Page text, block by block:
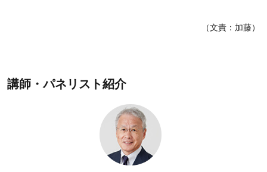
（文責：加藤）
講師・パネリスト紹介